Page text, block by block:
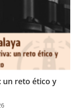
un reto ético y